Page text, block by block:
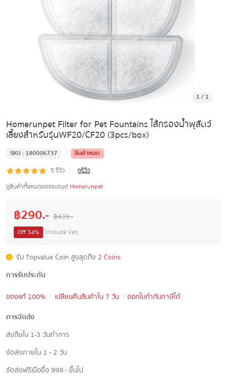
1 / 1
Homerunpet Filter for Pet Fountains ไส้กรองน้ำพุสัตว์
เลี้ยงสำหรับรุ่นWF20/CF20 (3pcs/box)
SKU : 180006737 |
สินค้าหมด
5 รีวิว |
ดูรีวิว
ดูสินค้าทั้งหมดของแบรนด์ Homerunpet
฿290.- ฿439.-
Off 34% (include Vat)
รับ Topvalue Coin สูงสุดถึง 2 Coins
การรับประกัน
ของแท้ 100%
เปลี่ยนคืนสินค้าใน 7 วัน
ออกใบกำกับภาษีได้
การจัดส่ง
ส่งถึงใน 1-3 วันทำการ
จัดส่งภายใน 1 - 2 วัน
จัดส่งฟรีเมื่อซื้อ 999.- ขึ้นไป